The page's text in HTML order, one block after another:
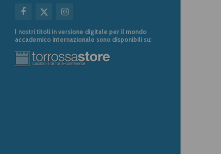
I nostri titoli in versione digitale per il mondo
accademico internazionale sono disponibili su: